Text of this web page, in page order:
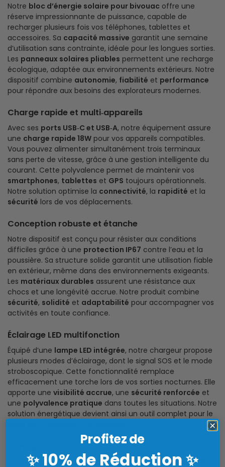
Notre bloc d’énergie solaire pour bivouac offre une
réserve impressionnante de puissance, capable de
recharger plusieurs fois vos téléphones, tablettes et
accessoires. Sa capacité massive garantit une semaine
d’utilisation sans contrainte, idéale pour les longues sorties.
Les panneaux solaires pliables permettent une recharge
écologique, adaptée aux environnements extérieurs. Notre
dispositif combine autonomie, fiabilité et performance
pour répondre aux besoins des explorateurs modernes.
Charge rapide et multi‑appareils
Avec ses ports USB‑C et USB‑A, notre équipement assure
une charge rapide 18W pour vos appareils compatibles.
Vous pouvez alimenter simultanément trois terminaux
sans perte de vitesse, grâce à une gestion intelligente du
courant. Cette polyvalence permet de maintenir vos
smartphones, tablettes et GPS toujours opérationnels.
Notre solution optimise la connectivité, la rapidité et la
sécurité lors de vos déplacements.
Conception robuste et étanche
Notre dispositif est conçu pour résister aux conditions
difficiles grâce à une protection IP67 contre l’eau et la
poussière. Sa structure solide garantit une utilisation fiable
en extérieur, même dans des environnements exigeants.
Les matériaux durables assurent une résistance aux
chocs et une longévité accrue. Notre produit combine
sécurité, solidité et adaptabilité pour accompagner vos
activités en toute confiance.
Éclairage LED multifonction
Équipé d’une lampe LED intégrée, notre chargeur propose
plusieurs modes d’éclairage, dont le signal SOS et le mode
stroboscopique. Cette fonctionnalité remplace
efficacement une torche lors de vos sorties nocturnes. Elle
apporte une visibilité accrue, une sécurité renforcée et
une polyvalence pratique dans toutes les situations. Notre
solution énergétique devient ainsi un outil complet pour le
Notre équipement solaire portable alliecapacité élevée
Profitez de
✨10% de Réduction✨